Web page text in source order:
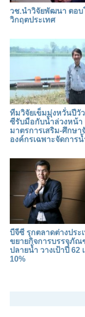
วช.นำวิจัยพัฒนา ตอบ
วิกฤตประเทศ
ทีมวิจัยเข็มมุ่งหวั่นปีวั
ซีรับมือกับน้ำล่วงหน้า
มาตรการเสริม-ศึกษา
องค์กรเฉพาะจัดการน้
บีจีซี รุกตลาดต่างประ
ขยายกิจการบรรจุภั
ปลายน้ำ วางเป้าปี 62
10%